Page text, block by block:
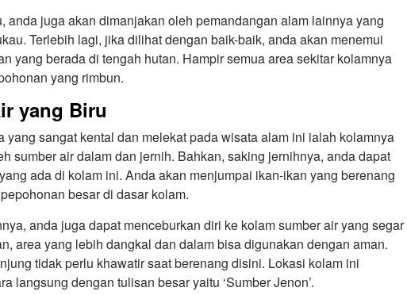
anda juga akan dimanjakan oleh pemandangan alam lainnya yang
Terlebih lagi, jika dilihat dengan baik-baik, anda akan menemui
yang berada di tengah hutan. Hampir semua area sekitar kolamnya
yang rimbun.
yang Biru
yang sangat kental dan melekat pada wisata alam ini ialah kolamnya
sumber air dalam dan jernih. Bahkan, saking jernihnya, anda dapat
ada di kolam ini. Anda akan menjumpai ikan-ikan yang berenang
besar di dasar kolam.
anda juga dapat menceburkan diri ke kolam sumber air yang segar
area yang lebih dangkal dan dalam bisa digunakan dengan aman.
tidak perlu khawatir saat berenang disini. Lokasi kolam ini
langsung dengan tulisan besar yaitu ‘Sumber Jenon’.